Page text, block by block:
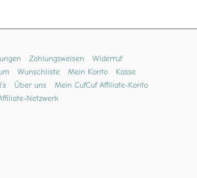
Zahlungsweisen
Widerruf
Wunschliste Mein Konto
Kasse
Über uns
Mein CufCuf Affiliate-Konto
Netzwerk